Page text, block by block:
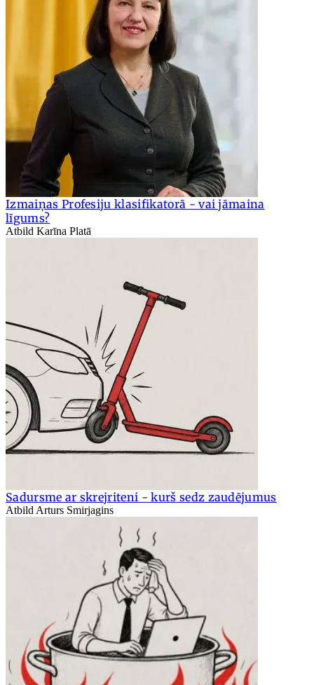
Izmaiņas Profesiju klasifikatorā - vai jāmaina
līgums?
Atbild Karīna Platā
Sadursme ar skrejriteni - kurš sedz zaudējumus
Atbild Arturs Smirjagins